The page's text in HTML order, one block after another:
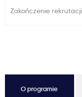
Zakończenie rekrutacji
O programie